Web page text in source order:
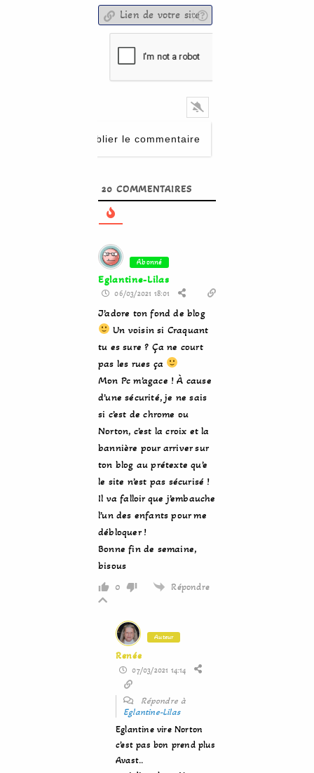
20 COMMENTAIRES
Abonné
Eglantine-Lilas
06/03/2021 18:01
J’adore ton fond de blog
Un voisin si Craquant
tu es sure ? Ça ne court
pas les rues ça
Mon Pc m’agace ! À cause
d’une sécurité, je ne sais
si c’est de chrome ou
Norton, c’est la croix et la
bannière pour arriver sur
ton blog au prétexte qu’e
le site n’est pas sécurisé !
Il va falloir que j’embauche
l’un des enfants pour me
débloquer !
Bonne fin de semaine,
bisous
0 Répondre
Auteur
Renée
07/03/2021 14:14
Répondre à
Eglantine-Lilas
Eglantine vire Norton
c’est pas bon prend plus
Avast..